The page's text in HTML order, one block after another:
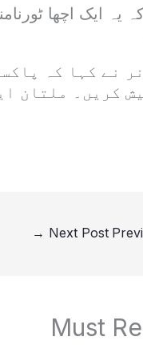
یہ ایک اچھا
نے کہا کہ
کریں۔ ملتان
Next Post
→
Must